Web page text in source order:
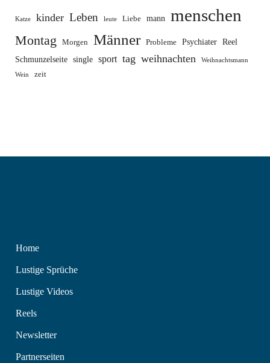
Katze kinder Leben leute Liebe mann menschen
Montag Morgen Männer Probleme Psychiater Reel
Schmunzelseite single sport tag weihnachten Weihnachtsmann
Wein zeit
Home
Lustige Sprüche
Lustige Videos
Reels
Newsletter
Partnerseiten